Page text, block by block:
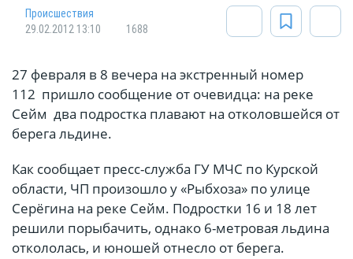
Происшествия
29.02.2012 13:10
1688
27 февраля в 8 вечера на экстренный номер
112 пришло сообщение от очевидца: на реке
Сейм два подростка плавают на отколовшейся от
берега льдине.
Как сообщает пресс-служба ГУ МЧС по Курской
области, ЧП произошло у «Рыбхоза» по улице
Серёгина на реке Сейм. Подростки 16 и 18 лет
решили порыбачить, однако 6-метровая льдина
откололась, и юношей отнесло от берега.